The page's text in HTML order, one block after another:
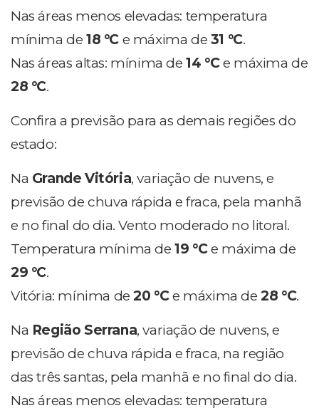
Nas áreas menos elevadas: temperatura
mínima de 18 °C e máxima de 31 °C.
Nas áreas altas: mínima de14 °Ce máxima de
28 °C.
Confira a previsão para as demais regiões do
estado:
Na Grande Vitória, variação de nuvens, e
previsão de chuva rápida e fraca, pela manhã
e no final do dia. Vento moderado no litoral.
Temperatura mínima de19 °C e máxima de
29 °C.
Vitória: mínima de20 °Ce máxima de28 °C.
Na Região Serrana, variação de nuvens, e
previsão de chuva rápida e fraca, na região
das três santas, pela manhã e no final do dia.
Nas áreas menos elevadas: temperatura